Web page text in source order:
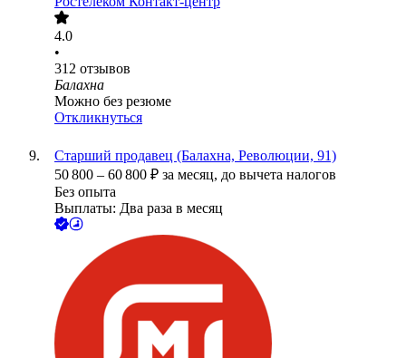
4.0
•
312 отзывов
Балахна
Можно без резюме
Откликнуться
Старший продавец (Балахна, Революции, 91)
50 800 – 60 800 ₽ за месяц, до вычета налогов
Без опыта
Выплаты: Два раза в месяц